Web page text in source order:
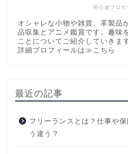
初心者ブロガ
オシャレな小物や雑貨、革製品
品収集とアニメ鑑賞です。趣味
ことについてご紹介していきま
詳細プロフィールは≫こちら
最近の記事
フリーランスとは？仕事や
う違う？